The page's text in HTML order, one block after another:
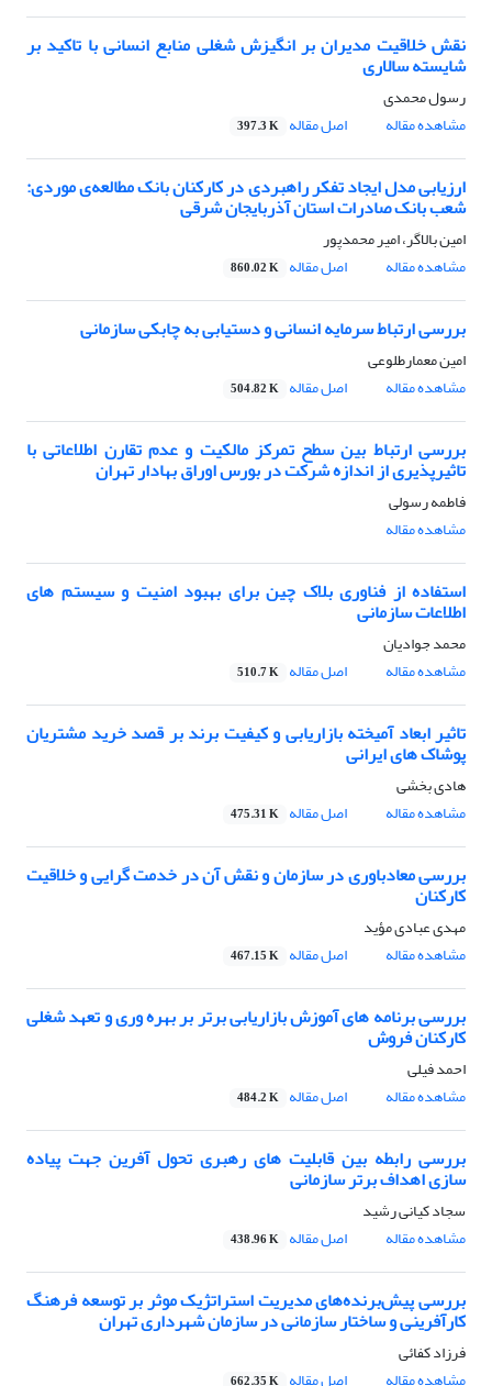
نقش خلاقیت مدیران بر انگیزش شغلی منابع انسانی با تاکید بر
شایسته سالاری
رسول محمدی
مشاهده مقاله
اصل مقاله 397.3 K
ارزیابی مدل ایجاد تفکر راهبردی در کارکنان بانک مطالعه‌ی موردی:
شعب بانک‌ صادرات استان آذربایجان شرقی
امین بالاگر، امیر محمدپور
مشاهده مقاله
اصل مقاله 860.02 K
بررسی ارتباط سرمایه انسانی و دستیابی به چابکی سازمانی
امین معمارطلوعی
مشاهده مقاله
اصل مقاله 504.82 K
بررسی ارتباط بین سطح تمرکز مالکیت و عدم تقارن اطلاعاتی با
تاثیرپذیری از اندازه شرکت در بورس اوراق بهادار تهران
فاطمه رسولی
مشاهده مقاله
استفاده از فناوری بلاک چین برای بهبود امنیت و سیستم های
اطلاعات سازمانی
محمد جوادیان
مشاهده مقاله
اصل مقاله 510.7 K
تاثیر ابعاد آمیخته بازاریابی و کیفیت برند بر قصد خرید مشتریان
پوشاک های ایرانی
هادی بخشی
مشاهده مقاله
اصل مقاله 475.31 K
بررسی معادباوری در سازمان و نقش آن در خدمت گرایی و خلاقیت
کارکنان
مهدی عبادی مؤید
مشاهده مقاله
اصل مقاله 467.15 K
بررسی برنامه های آموزش بازاریابی برتر بر بهره وری و تعهد شغلی
کارکنان فروش
احمد فیلی
مشاهده مقاله
اصل مقاله 484.2 K
بررسی رابطه بین قابلیت های رهبری تحول آفرین جهت پیاده
سازی اهداف برتر سازمانی
سجاد کیانی رشید
مشاهده مقاله
اصل مقاله 438.96 K
بررسی پیش‌برنده‌های مدیریت استراتژیک موثر بر توسعه فرهنگ
کارآفرینی و ساختار سازمانی در سازمان شهرداری تهران
فرزاد کفائی